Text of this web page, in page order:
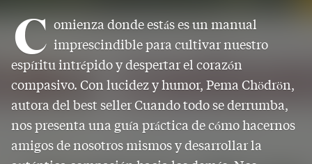
C omienza donde estás es un manual
imprescindible para cultivar nuestro
espíritu intrépido y despertar el corazón
compasivo. Con lucidez y humor, Pema Chödrön,
autora del best seller Cuando todo se derrumba,
nos presenta una guía práctica de cómo hacernos
amigos de nosotros mismos y desarrollar la